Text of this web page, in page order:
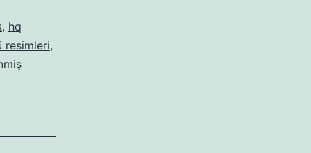
, hq
resimleri,